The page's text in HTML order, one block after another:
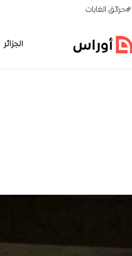
#حرائق الغابات
الجزائر